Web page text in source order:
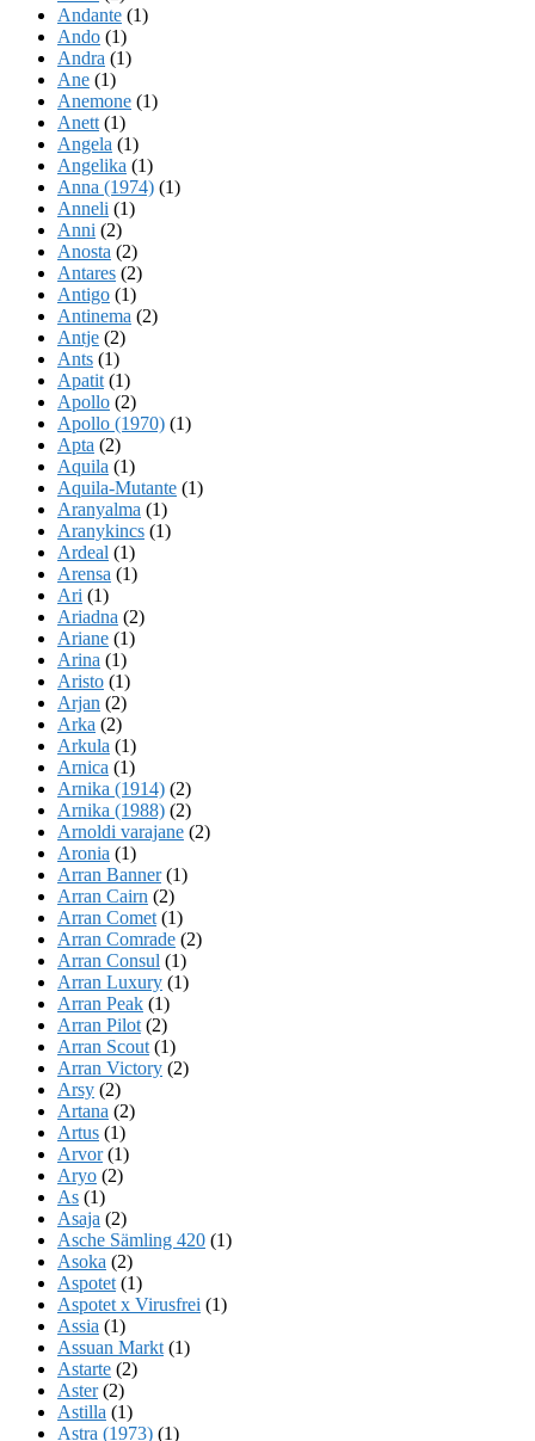
Andante (1)
Ando (1)
Andra (1)
Ane (1)
Anemone (1)
Anett (1)
Angela (1)
Angelika (1)
Anna (1974) (1)
Anneli (1)
Anni (2)
Anosta (2)
Antares (2)
Antigo (1)
Antinema (2)
Antje (2)
Ants (1)
Apatit (1)
Apollo (2)
Apollo (1970) (1)
Apta (2)
Aquila (1)
Aquila-Mutante (1)
Aranyalma (1)
Aranykincs (1)
Ardeal (1)
Arensa (1)
Ari (1)
Ariadna (2)
Ariane (1)
Arina (1)
Aristo (1)
Arjan (2)
Arka (2)
Arkula (1)
Arnica (1)
Arnika (1914) (2)
Arnika (1988) (2)
Arnoldi varajane (2)
Aronia (1)
Arran Banner(1)
Arran Cairn (2)
Arran Comet (1)
Arran Comrade (2)
Arran Consul (1)
Arran Luxury (1)
Arran Peak (1)
Arran Pilot (2)
Arran Scout (1)
Arran Victory (2)
Arsy (2)
Artana (2)
Artus (1)
Arvor(1)
Aryo (2)
As (1)
Asaja (2)
Asche Sämling 420 (1)
Asoka (2)
Aspotet (1)
Aspotet x Virusfrei (1)
Assia (1)
Assuan Markt (1)
Astarte (2)
Aster(2)
Astilla (1)
Astra (1973) (1)